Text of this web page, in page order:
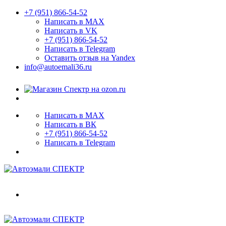
+7 (951) 866-54-52
Написать в MAX
Написать в VK
+7 (951) 866-54-52
Написать в Telegram
Оставить отзыв на Yandex
info@autoemali36.ru
Написать в MAX
Написать в ВК
+7 (951) 866-54-52
Написать в Telegram